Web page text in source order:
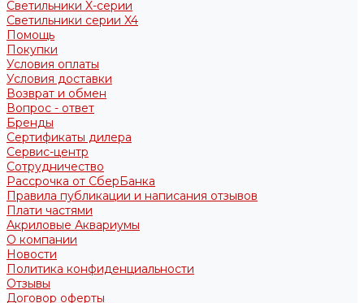
Светильники X-серии
Светильники серии X4
Помощь
Покупки
Условия оплаты
Условия доставки
Возврат и обмен
Вопрос - ответ
Бренды
Сертификаты дилера
Сервис-центр
Сотрудничество
Рассрочка от СберБанка
Правила публикации и написания отзывов
Плати частями
Акриловые Аквариумы
О компании
Новости
Политика конфиденциальности
Отзывы
Договор оферты